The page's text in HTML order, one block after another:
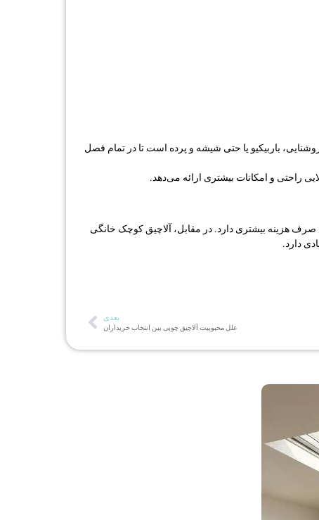
باربیکیو یا حتی شیشه و پرده است تا در تمام فصل‌
راحتی و امکانات بیشتری ارائه می‌دهد.
صرف هزینه بیشتری دارد. در مقابل، آلاچیق کوچک خانگی
دارد.
بعدی
علل محبوبیت آلاچیق چوبی بین انتخاب خریداران